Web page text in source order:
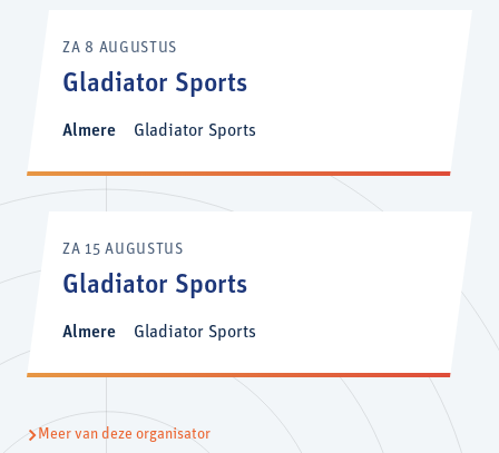
ZA 8 AUGUSTUS
Gladiator Sports
Almere Gladiator Sports
ZA 15 AUGUSTUS
Gladiator Sports
Almere Gladiator Sports
Meer van deze organisator